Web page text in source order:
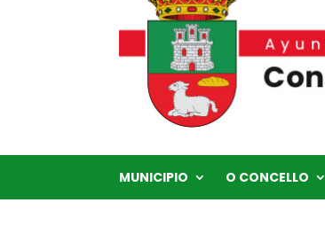
MUNICIPIO O CONCELLO